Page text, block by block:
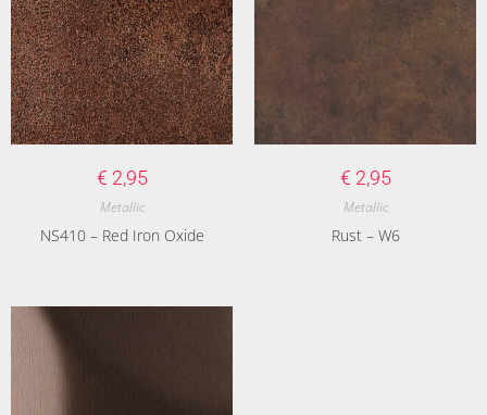
€ 2,95
Metallic
NS410 – Red Iron Oxide
€ 2,95
Metallic
Rust – W6